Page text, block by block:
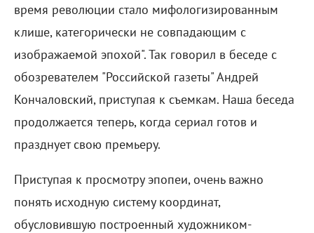
время революции стало мифологизированным
клише, категорически не совпадающим с
изображаемой эпохой". Так говорил в беседе с
обозревателем "Российской газеты" Андрей
Кончаловский, приступая к съемкам. Наша беседа
продолжается теперь, когда сериал готов и
празднует свою премьеру.
Приступая к просмотру эпопеи, очень важно
понять исходную систему координат,
обусловившую построенный художником-